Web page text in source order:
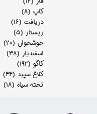
کاپ (۸)
دریافت (۱۶)
زیستاز (۵)
خوشخوان (۲۰)
اسفندیار (۳۸)
کاگو (۱۹۲)
کلاغ سپید (۴۴)
تخته سیاه (۱۸)